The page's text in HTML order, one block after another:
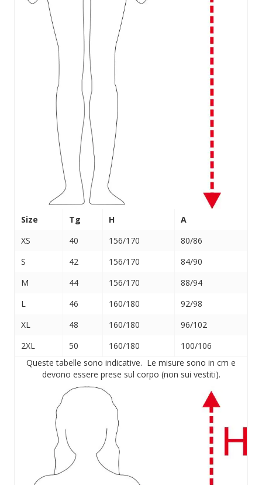
Size Tg H
A
XS
40 156/170
80/86
S
42 156/170
84/90
M
44 156/170
88/94
L
46 160/180
92/98
XL
48 160/180
96/102
2XL
50 160/180
100/106
Queste tabelle sono indicative. Le misure sono in cm e
devono essere prese sul corpo (non sui vestiti).